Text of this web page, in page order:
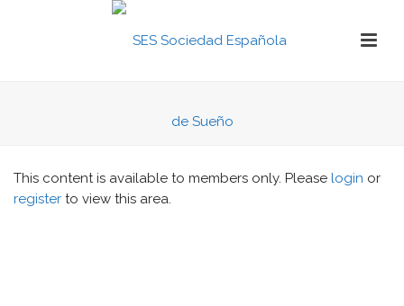
This content is available to members only. Please login or
register to view this area.